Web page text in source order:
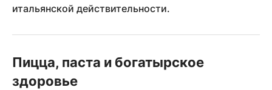
итальянской действительности.
Пицца, паста и богатырское
здоровье